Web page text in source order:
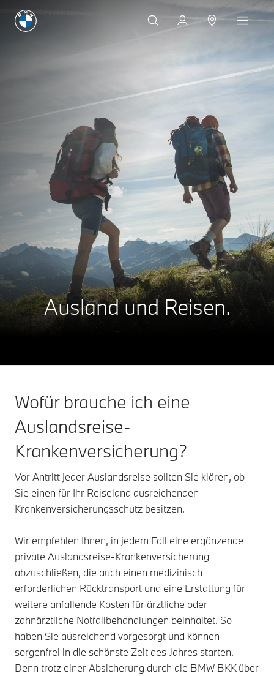
Ausland und Reisen.
Wofür brauche ich eine
Auslandsreise-
Krankenversicherung?
Vor Antritt jeder Auslandsreise sollten Sie klären, ob
Sie einen für Ihr Reiseland ausreichenden
Krankenversicherungsschutz besitzen.
Wir empfehlen Ihnen, in jedem Fall eine ergänzende
private Auslandsreise-Krankenversicherung
abzuschließen, die auch einen medizinisch
erforderlichen Rücktransport und eine Erstattung für
weitere anfallende Kosten für ärztliche oder
zahnärztliche Notfallbehandlungen beinhaltet. So
haben Sie ausreichend vorgesorgt und können
sorgenfrei in die schönste Zeit des Jahres starten.
Denn trotz einer Absicherung durch die BMW BKK über